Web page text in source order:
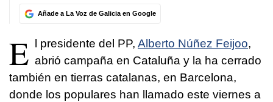
Añade a La Voz de Galicia en Google
E l presidente del PP, Alberto Núñez Feijoo,
abrió campaña en Cataluña y la ha cerrado
también en tierras catalanas, en Barcelona,
donde los populares han llamado este viernes a